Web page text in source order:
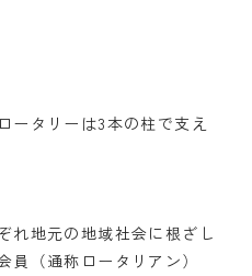
ータリーは3本の柱で支え
れ地元の地域社会に根ざし
員（通称ロータリアン）